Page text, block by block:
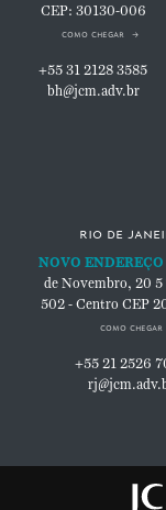
CEP: 30130-006
como chegar
+55 31 2128 3585
bh@jcm.adv.br
rio de
NOVO ENDEREÇO
de Novembro, 20 5
502 - Centro CEP
como chegar
+55 21 2526